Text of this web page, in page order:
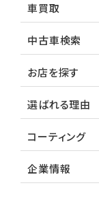
車買取
中古車検索
お店を探す
選ばれる理由
コーティング
企業情報